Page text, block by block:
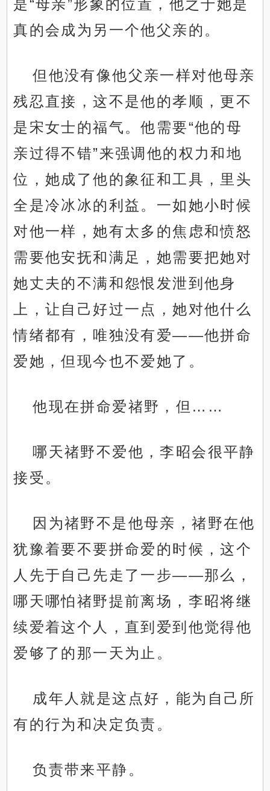
是“母亲”形象的位置，他之于她是
真的会成为另一个他父亲的。
但他没有像他父亲一样对他母亲
残忍直接，这不是他的孝顺，更不
是宋女士的福气。他需要“他的母
亲过得不错”来强调他的权力和地
位，她成了他的象征和工具，里头
全是冷冰冰的利益。一如她小时候
对他一样，她有太多的焦虑和愤怒
需要他安抚和满足，她需要把她对
她丈夫的不满和怨恨发泄到他身
上，让自己好过一点，她对他什么
情绪都有，唯独没有爱——他拼命
爱她，但现今也不爱她了。
他现在拼命爱禇野，但……
哪天禇野不爱他，李昭会很平静
接受。
因为禇野不是他母亲，禇野在他
犹豫着要不要拼命爱的时候，这个
人先于自己先走了一步——那么，
哪天哪怕禇野提前离场，李昭将继
续爱着这个人，直到爱到他觉得他
爱够了的那一天为止。
成年人就是这点好，能为自己所
有的行为和决定负责。
负责带来平静。